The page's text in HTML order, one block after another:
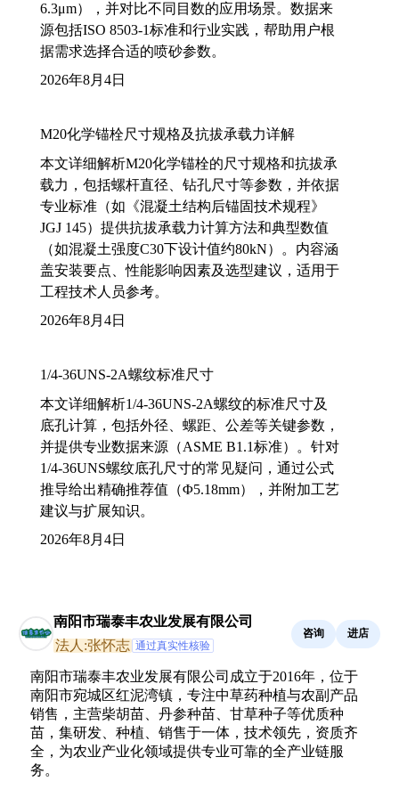
6.3μm），并对比不同目数的应用场景。数据来
源包括ISO 8503-1标准和行业实践，帮助用户根
据需求选择合适的喷砂参数。
2026年8月4日
M20化学锚栓尺寸规格及抗拔承载力详解
本文详细解析M20化学锚栓的尺寸规格和抗拔承
载力，包括螺杆直径、钻孔尺寸等参数，并依据
专业标准（如《混凝土结构后锚固技术规程》
JGJ 145）提供抗拔承载力计算方法和典型数值
（如混凝土强度C30下设计值约80kN）。内容涵
盖安装要点、性能影响因素及选型建议，适用于
工程技术人员参考。
2026年8月4日
1/4-36UNS-2A螺纹标准尺寸
本文详细解析1/4-36UNS-2A螺纹的标准尺寸及
底孔计算，包括外径、螺距、公差等关键参数，
并提供专业数据来源（ASME B1.1标准）。针对
1/4-36UNS螺纹底孔尺寸的常见疑问，通过公式
推导给出精确推荐值（Φ5.18mm），并附加工艺
建议与扩展知识。
2026年8月4日
南阳市瑞泰丰农业发展有限公司
法人:张怀志 通过真实性核验
咨询 进店
南阳市瑞泰丰农业发展有限公司成立于2016年，位于
南阳市宛城区红泥湾镇，专注中草药种植与农副产品
销售，主营柴胡苗、丹参种苗、甘草种子等优质种
苗，集研发、种植、销售于一体，技术领先，资质齐
全，为农业产业化领域提供专业可靠的全产业链服
务。